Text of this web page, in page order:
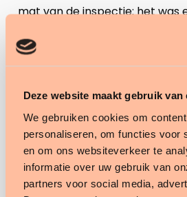
Deze website maakt gebruik van
We gebruiken cookies om
personaliseren, om functies voor
en om ons websiteverkeer te
informatie over uw gebruik van
partners voor social media,
mat van de inspectie: het was
En dat is ontzettend jammer:
geretourneerde
Brabant kunnen we Suriname
geneesmiddelen voorzien.”
De grootste klant
is de vuilnisbak. Daar
vanaf